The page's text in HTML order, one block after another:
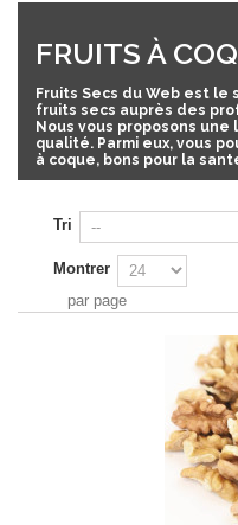
FRUITS À
Fruits Secs du Web est
fruits secs auprès des
Nous vous proposons
qualité. Parmi eux, vous
à coque, bons pour la
Tri
Montrer
par page